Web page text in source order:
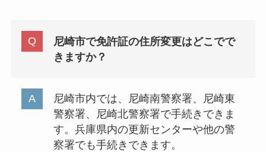
尼崎市で免許証の住所変更はどこでで
きますか？
尼崎市内では、尼崎南警察署、尼崎東
警察署、尼崎北警察署で手続きできま
す。兵庫県内の更新センターや他の警
察署でも手続きできます。